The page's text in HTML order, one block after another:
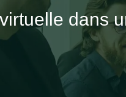
dans